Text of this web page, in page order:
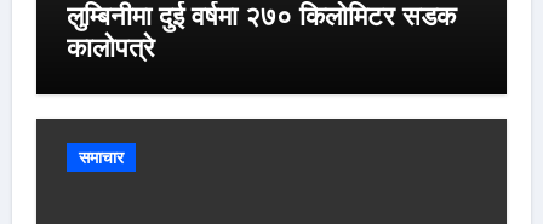
लुम्बिनीमा दुई वर्षमा २७० किलोमिटर सडक
कालोपत्रे
समाचार